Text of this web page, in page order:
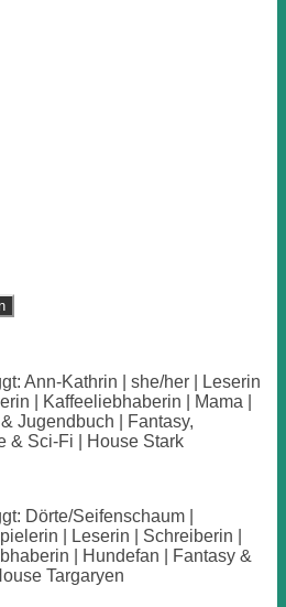
Ann-Kathrin | she/her | Leserin
| Kaffeeliebhaberin | Mama |
Jugendbuch | Fantasy,
& Sci-Fi | House Stark
Dörte/Seifenschaum |
| Leserin | Schreiberin |
| Hundefan | Fantasy &
Targaryen